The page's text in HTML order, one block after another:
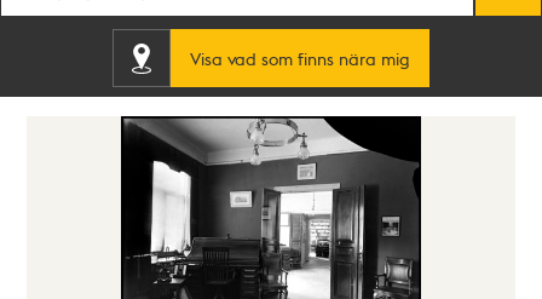
Visa vad som finns nära mig